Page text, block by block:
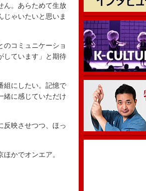
ん。あらためて生放
じゃいたいと思いま
コミュニケーショ
しています」と期待
組にしたい。記憶で
緒に感じていただけ
映させつつ、ほっ
かでオンエア。